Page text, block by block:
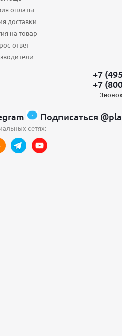
оплаты
доставки
на товар
ответ
+7
+7
Подписаться
сетях: